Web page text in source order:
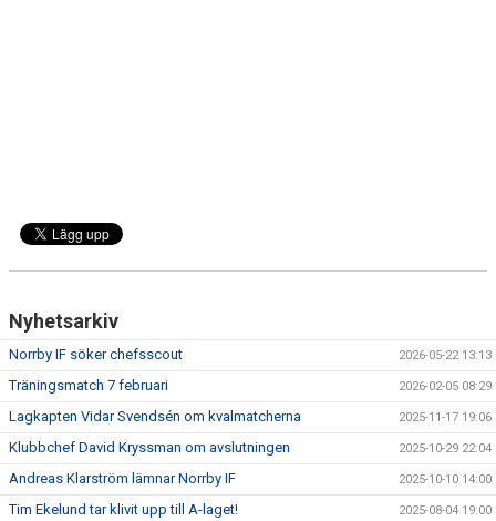
Nyhetsarkiv
Norrby IF söker chefsscout 2026-05-22 13:13
Träningsmatch 7 februari 2026-02-05 08:29
Lagkapten Vidar Svendsén om kvalmatcherna 2025-11-17 19:06
Klubbchef David Kryssman om avslutningen 2025-10-29 22:04
Andreas Klarström lämnar Norrby IF 2025-10-10 14:00
Tim Ekelund tar klivit upp till A-laget! 2025-08-04 19:00